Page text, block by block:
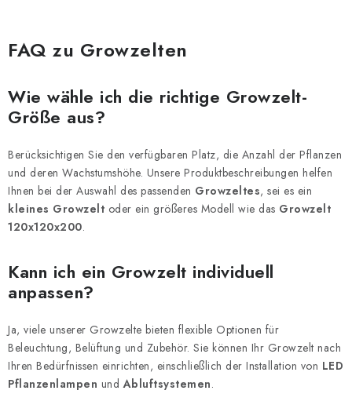
t
e
u
e
r
e
l
e
m
e
t
e
e
r
L
i
FAQ zu Growzelten
Wie wähle ich die richtige Growzelt-
Größe aus?
Berücksichtigen Sie den verfügbaren Platz, die Anzahl der Pflanzen
und deren Wachstumshöhe. Unsere Produktbeschreibungen helfen
Ihnen bei der Auswahl des passenden Growzeltes, sei es ein
kleines Growzelt oder ein größeres Modell wie das Growzelt
120x120x200.
Kann ich ein Growzelt individuell
anpassen?
Ja, viele unserer Growzelte bieten flexible Optionen für
Beleuchtung, Belüftung und Zubehör. Sie können Ihr Growzelt nach
Ihren Bedürfnissen einrichten, einschließlich der Installation von LED
Pflanzenlampen undAbluftsystemen.